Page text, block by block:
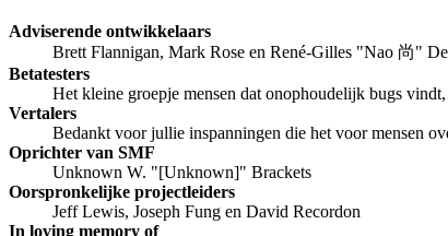
Adviserende ontwikkelaars
Brett Flannigan, Mark Rose en René-Gilles "Nao 尚"
Betatesters
Het kleine groepje mensen dat onophoudelijk bugs
Vertalers
Bedankt voor jullie inspanningen die het voor mensen
Oprichter van SMF
Unknown W. "[Unknown]" Brackets
Oorspronkelijke projectleiders
Jeff Lewis, Joseph Fung en David Recordon
In loving memory of